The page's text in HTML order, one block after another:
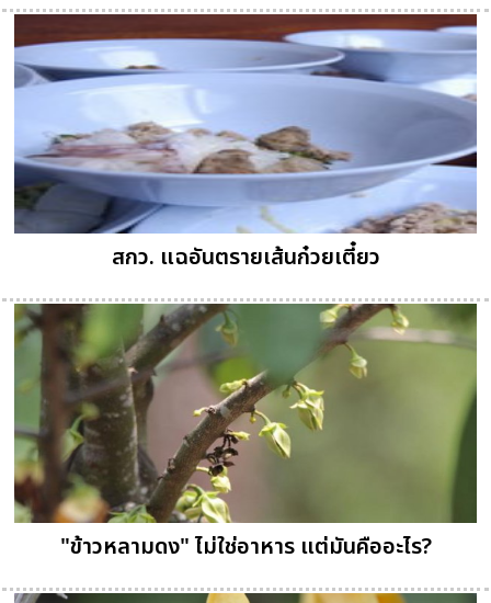
สกว. แฉอันตรายเส้นก๋วยเตี๋ยว
"ข้าวหลามดง" ไม่ใช่อาหาร แต่มันคืออะไร?